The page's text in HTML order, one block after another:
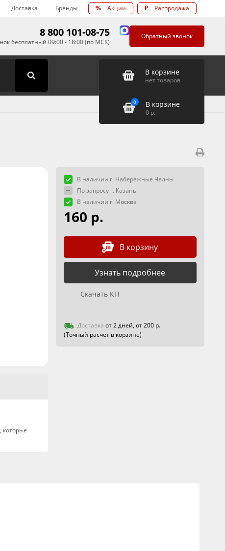
Доставка Бренды % Акции ₽ Распродажа
8 800 101-08-75
бесплатный 09:00 - 18:00 (по МСК)
Обратный звонок
В корзине
нет товаров
0 В корзине
0 р.
В наличии г. Набережные Челны
По запросу г. Казань
В наличии г. Москва
160 р.
В корзину
Узнать подробнее
Скачать КП
Доставка от 2 дней, от 200 р.
(Точный расчет в корзине)
которые